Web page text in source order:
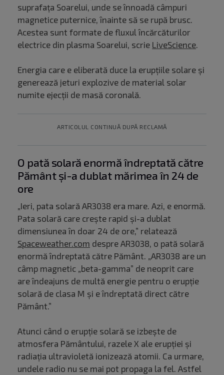
suprafața Soarelui, unde se înnoadă câmpuri
magnetice puternice, înainte să se rupă brusc.
Acestea sunt formate de fluxul încărcăturilor
electrice din plasma Soarelui, scrie LiveScience.
Energia care e eliberată duce la erupțiile solare și
generează jeturi explozive de material solar
numite ejecții de masă coronală.
ARTICOLUL CONTINUĂ DUPĂ RECLAMĂ
O pată solară enormă îndreptată către
Pământ și-a dublat mărimea în 24 de
ore
„Ieri, pata solară AR3038 era mare. Azi, e enormă.
Pata solară care crește rapid și-a dublat
dimensiunea în doar 24 de ore,” relatează
Spaceweather.com despre AR3038, o pată solară
enormă îndreptată către Pământ. „AR3038 are un
câmp magnetic „beta-gamma” de neoprit care
are îndeajuns de multă energie pentru o erupție
solară de clasa M și e îndreptată direct către
Pământ.”
Atunci când o erupție solară se izbește de
atmosfera Pământului, razele X ale erupției și
radiația ultravioletă ionizează atomii. Ca urmare,
undele radio nu se mai pot propaga la fel. Astfel